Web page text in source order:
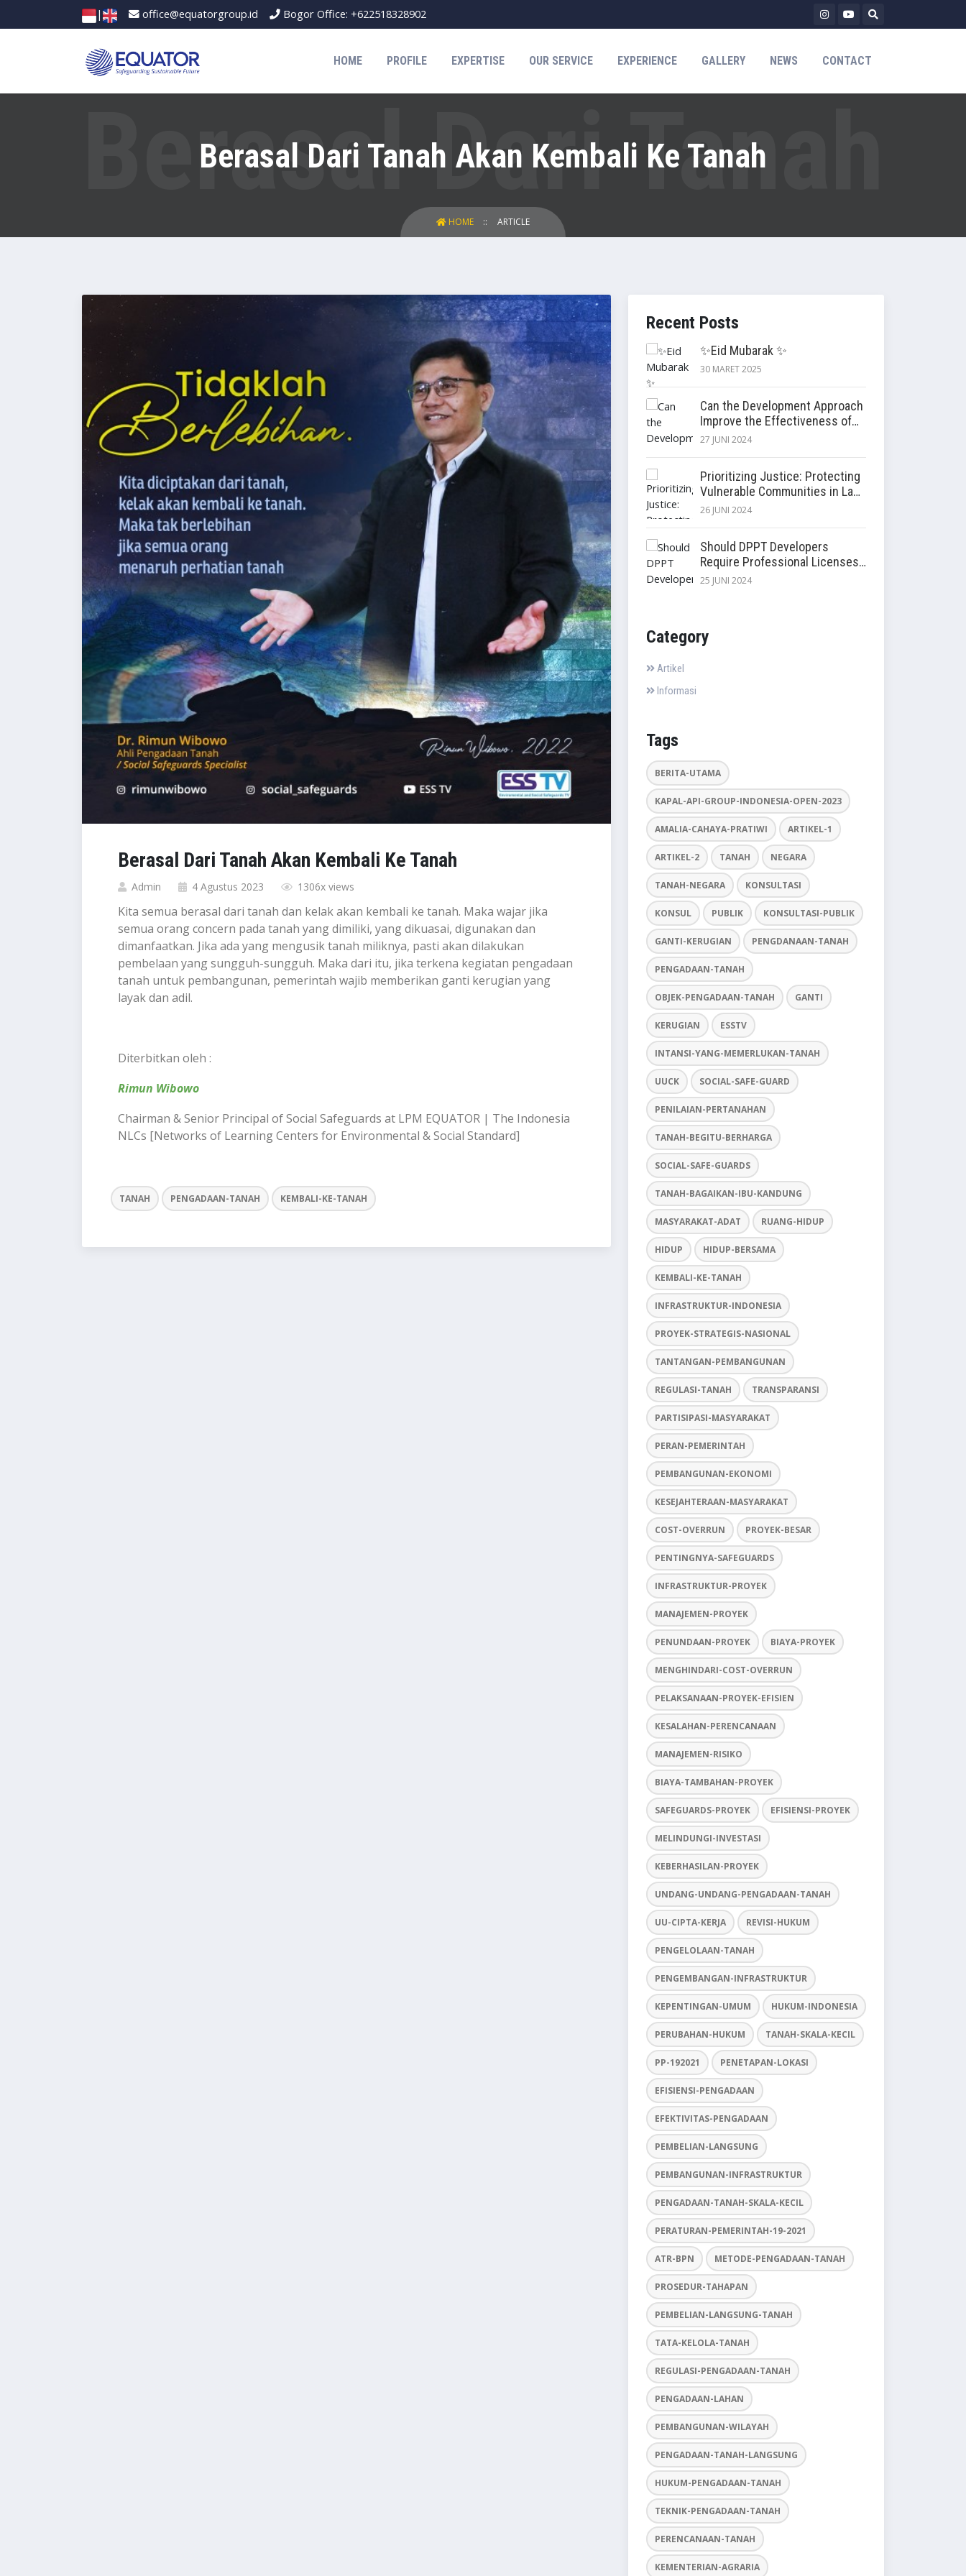
| office@equatorgroup.id Bogor Office: +622518328902
HOME PROFILE EXPERTISE OUR SERVICE EXPERIENCE GALLERY NEWS CONTACT
Berasal Dari Tanah Akan Kembali Ke Tanah
HOME ARTICLE
Berasal Dari Tanah Akan Kembali Ke Tanah
Admin 4 Agustus 2023 1306x views
Kita semua berasal dari tanah dan kelak akan kembali ke tanah. Maka wajar jika
semua orang concern pada tanah yang dimiliki, yang dikuasai, digunakan dan
dimanfaatkan. Jika ada yang mengusik tanah miliknya, pasti akan dilakukan
pembelaan yang sungguh-sungguh. Maka dari itu, jika terkena kegiatan pengadaan
tanah untuk pembangunan, pemerintah wajib memberikan ganti kerugian yang
layak dan adil.
Diterbitkan oleh :
Rimun Wibowo
Chairman & Senior Principal of Social Safeguards at LPM EQUATOR | The Indonesia
NLCs [Networks of Learning Centers for Environmental & Social Standard]
TANAH PENGADAAN-TANAH KEMBALI-KE-TANAH
Recent Posts
✨Eid Mubarak ✨
30 MARET 2025
Can the Development Approach
Improve the Effectiveness of
Settlement Compensation and
27 JUNI 2024
Prioritizing Justice: Protecting
Vulnerable Communities in Land
Acquisition
26 JUNI 2024
Should DPPT Developers
Require Professional Licenses?
Enhancing Land Procurement
25 JUNI 2024
Category
Artikel
Informasi
Tags
BERITA-UTAMA
KAPAL-API-GROUP-INDONESIA-OPEN-2023
AMALIA-CAHAYA-PRATIWI ARTIKEL-1
ARTIKEL-2 TANAH NEGARA
TANAH-NEGARA KONSULTASI
KONSUL PUBLIK KONSULTASI-PUBLIK
GANTI-KERUGIAN PENGDANAAN-TANAH
PENGADAAN-TANAH
OBJEK-PENGADAAN-TANAH GANTI
KERUGIAN ESSTV
INTANSI-YANG-MEMERLUKAN-TANAH
UUCK SOCIAL-SAFE-GUARD
PENILAIAN-PERTANAHAN
TANAH-BEGITU-BERHARGA
SOCIAL-SAFE-GUARDS
TANAH-BAGAIKAN-IBU-KANDUNG
MASYARAKAT-ADAT RUANG-HIDUP
HIDUP HIDUP-BERSAMA
KEMBALI-KE-TANAH
INFRASTRUKTUR-INDONESIA
PROYEK-STRATEGIS-NASIONAL
TANTANGAN-PEMBANGUNAN
REGULASI-TANAH TRANSPARANSI
PARTISIPASI-MASYARAKAT
PERAN-PEMERINTAH
PEMBANGUNAN-EKONOMI
KESEJAHTERAAN-MASYARAKAT
COST-OVERRUN PROYEK-BESAR
PENTINGNYA-SAFEGUARDS
INFRASTRUKTUR-PROYEK
MANAJEMEN-PROYEK
PENUNDAAN-PROYEK BIAYA-PROYEK
MENGHINDARI-COST-OVERRUN
PELAKSANAAN-PROYEK-EFISIEN
KESALAHAN-PERENCANAAN
MANAJEMEN-RISIKO
BIAYA-TAMBAHAN-PROYEK
SAFEGUARDS-PROYEK EFISIENSI-PROYEK
MELINDUNGI-INVESTASI
KEBERHASILAN-PROYEK
UNDANG-UNDANG-PENGADAAN-TANAH
UU-CIPTA-KERJA REVISI-HUKUM
PENGELOLAAN-TANAH
PENGEMBANGAN-INFRASTRUKTUR
KEPENTINGAN-UMUM HUKUM-INDONESIA
PERUBAHAN-HUKUM TANAH-SKALA-KECIL
PP-192021 PENETAPAN-LOKASI
EFISIENSI-PENGADAAN
EFEKTIVITAS-PENGADAAN
PEMBELIAN-LANGSUNG
PEMBANGUNAN-INFRASTRUKTUR
PENGADAAN-TANAH-SKALA-KECIL
PERATURAN-PEMERINTAH-19-2021
ATR-BPN METODE-PENGADAAN-TANAH
PROSEDUR-TAHAPAN
PEMBELIAN-LANGSUNG-TANAH
TATA-KELOLA-TANAH
REGULASI-PENGADAAN-TANAH
PENGADAAN-LAHAN
PEMBANGUNAN-WILAYAH
PENGADAAN-TANAH-LANGSUNG
HUKUM-PENGADAAN-TANAH
TEKNIK-PENGADAAN-TANAH
PERENCANAAN-TANAH
KEMENTERIAN-AGRARIA